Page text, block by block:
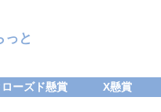
っと
ローズド懸賞 X懸賞